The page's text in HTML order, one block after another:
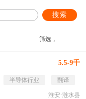
搜索
筛选
5.5-9千
半导体行业 翻译
淮安·涟水县